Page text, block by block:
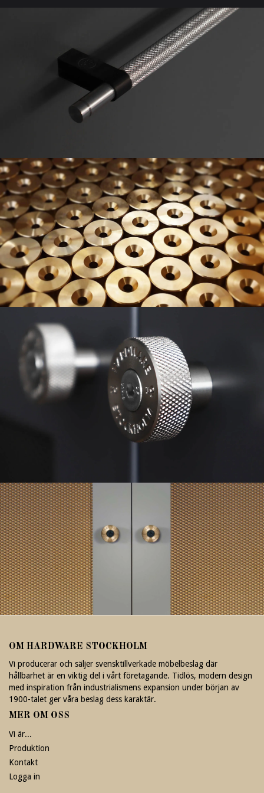
OM HARDWARE STOCKHOLM
Vi producerar och säljer svensktillverkade möbelbeslag där
hållbarhet är en viktig del i vårt företagande. Tidlös, modern design
med inspiration från industrialismens expansion under början av
1900-talet ger våra beslag dess karaktär.
MER OM OSS
Vi är...
Produktion
Kontakt
Logga in